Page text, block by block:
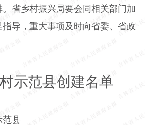
省乡村振兴局要会同相关部门加
导，重大事项及时向省委、省政
示范县创建名单
范县